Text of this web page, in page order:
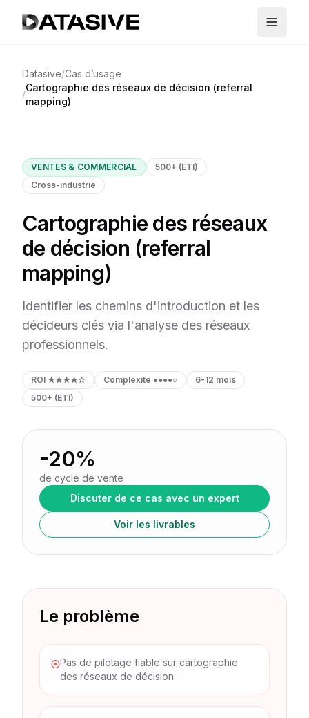
Datasive/Cas d’usage
/
Cartographie des réseaux de décision (referral
mapping)
VENTES & COMMERCIAL
500+ (ETI)
Cross-industrie
Cartographie des réseaux
de décision (referral
mapping)
Identifier les chemins d'introduction et les
décideurs clés via l'analyse des réseaux
professionnels.
ROI ★★★★☆ Complexité ●●●●○
6-12 mois
500+ (ETI)
-20%
de cycle de vente
Discuter de ce cas avec un expert
Voir les livrables
Le problème
Pas de pilotage fiable sur cartographie
des réseaux de décision.